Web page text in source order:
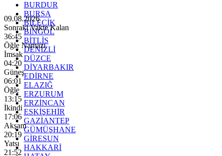
BURDUR
BURSA
BİLECİK
BİNGÖL
BİTLİS
DENİZLİ
DÜZCE
DİYARBAKIR
EDİRNE
ELAZIĞ
ERZURUM
ERZİNCAN
ESKİŞEHİR
GAZİANTEP
GÜMÜŞHANE
GİRESUN
HAKKARİ
09.08.2026
Sonraki Vakte Kalan
36:43
Öğle Namazı
İmsak
04:20
Güneş
06:01
Öğle
13:15
İkindi
17:06
Akşam
20:19
Yatsı
21:52